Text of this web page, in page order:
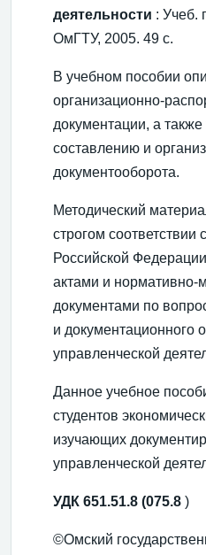
деятельности : Учеб.
ОмГТУ, 2005. 49 с.
В учебном пособии
организационно-
документации, а
составлению и
документооборота.
Методический
строгом
Российской
актами и нормативно-
документами по
и документационного
управленческой
Данное учебное
студентов
изучающих
управленческой
УДК 651.51.8 (075.8 )
©Омский